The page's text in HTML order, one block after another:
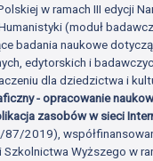
w ramach III edycji
(moduł
badania naukowe
edytorskich i
dla dziedzictwa i
- opracowanie
zasobów w sieci
2019),
Wyższego w